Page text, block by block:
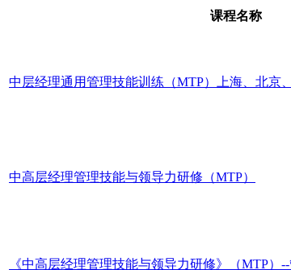
课程名称
中层经理通用管理技能训练（MTP）上海、北京
中高层经理管理技能与领导力研修（MTP）
《中高层经理管理技能与领导力研修》（MTP）